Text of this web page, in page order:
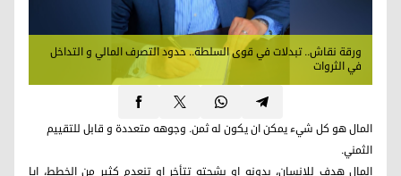
ورقة نقاش.. تبدلات في قوى السلطة.. حدود التصرف المالي و التداخل
في الثروات
المال هو كل شيء يمكن ان يكون له ثمن. وجوهه متعددة و قابل للتقييم
الثمني.